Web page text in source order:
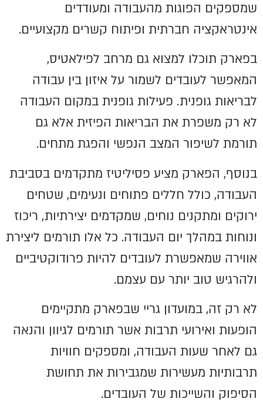
שמספקים הפוגות מהעבודה ומעודדים
אינטראקציה חברתית ופיתוח קשרים מקצועיים.
בפארק תוכלו למצוא גם מרחב לפילאטיס,
המאפשר לעובדים לשמור על איזון בין עבודה
לבריאות גופנית. פעילות גופנית במקום העבודה
לא רק משפרת את הבריאות הפיזית אלא גם
תורמת לשיפור המצב הנפשי והפגת מתחים.
בנוסף, הפארק מציע פסיליטיז מתקדמים בסביבת
העבודה, כולל חללים פתוחים ונעימים, שטחים
ירוקים ומתקנים נוחים, שמקדמים יצירתיות, ריכוז
ונוחות במהלך יום העבודה. כל אלו תורמים ליצירת
אווירה שמאפשרת לעובדים להיות פרודוקטיביים
ולהרגיש טוב יותר עם עצמם.
לא רק זה, במועדון גריי שבפארק מתקיימים
הופעות ואירועי תרבות אשר תורמים לגיוון והנאה
גם לאחר שעות העבודה, ומספקים חוויות
תרבותיות מעשירות שמגבירות את תחושת
הסיפוק והשייכות של העובדים.